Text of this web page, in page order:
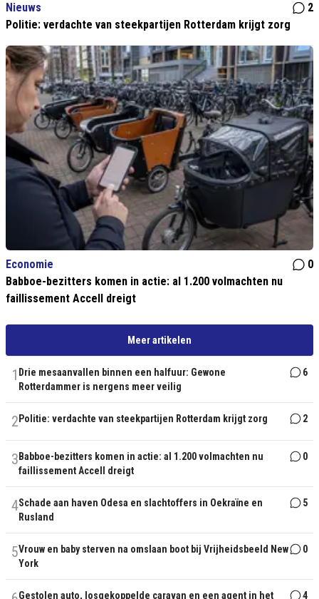
Nieuws
2
Politie: verdachte van steekpartijen Rotterdam krijgt zorg
Economie
0
Babboe-bezitters komen in actie: al 1.200 volmachten nu
faillissement Accell dreigt
Meer artikelen
1 Drie mesaanvallen binnen een halfuur: Gewone
Rotterdammer is nergens meer veilig
6
2 Politie: verdachte van steekpartijen Rotterdam krijgt zorg 2
3 Babboe-bezitters komen in actie: al 1.200 volmachten nu
faillissement Accell dreigt
0
4Schade aan haven Odesa en slachtoffers in Oekraïne en
Rusland
5
5Vrouw en baby sterven na omslaan boot bij Vrijheidsbeeld New
York
0
Gestolen auto, losgekoppelde caravan en een agent in het 4